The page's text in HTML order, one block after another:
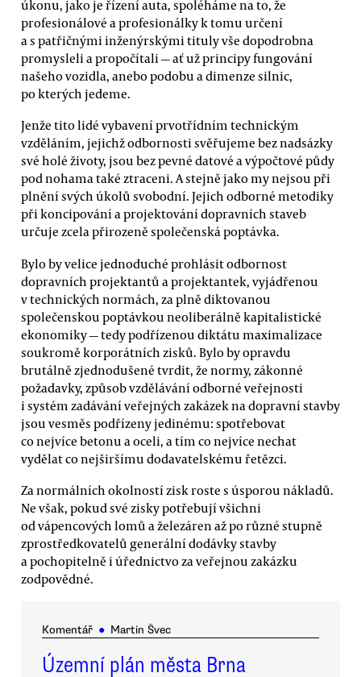
úkonu, jako je řízení auta, spoléháme na to, že
profesionálové a profesionálky k tomu určení
a s patřičnými inženýrskými tituly vše dopodrobna
promysleli a propočítali — ať už principy fungování
našeho vozidla, anebo podobu a dimenze silnic,
po kterých jedeme.
Jenže tito lidé vybavení prvotřídním technickým
vzděláním, jejichž odbornosti svěřujeme bez nadsázky
své holé životy, jsou bez pevné datové a výpočtové půdy
pod nohama také ztraceni. A stejně jako my nejsou při
plnění svých úkolů svobodní. Jejich odborné metodiky
při koncipování a projektování dopravních staveb
určuje zcela přirozeně společenská poptávka.
Bylo by velice jednoduché prohlásit odbornost
dopravních projektantů a projektantek, vyjádřenou
v technických normách, za plně diktovanou
společenskou poptávkou neoliberálně kapitalistické
ekonomiky — tedy podřízenou diktátu maximalizace
soukromě korporátních zisků. Bylo by opravdu
brutálně zjednodušené tvrdit, že normy, zákonné
požadavky, způsob vzdělávání odborné veřejnosti
i systém zadávání veřejných zakázek na dopravní stavby
jsou vesměs podřízeny jedinému: spotřebovat
co nejvíce betonu a oceli, a tím co nejvíce nechat
vydělat co nejširšímu dodavatelskému řetězci.
Za normálních okolností zisk roste s úsporou nákladů.
Ne však, pokud své zisky potřebují všichni
od vápencových lomů a železáren až po různé stupně
zprostředkovatelů generální dodávky stavby
a pochopitelně i úřednictvo za veřejnou zakázku
zodpovědné.
Komentář ● Martin Švec
Územní plán města Brna